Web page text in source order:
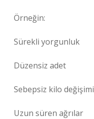
Örneğin:
Sürekli yorgunluk
Düzensiz adet
Sebepsiz kilo değişimi
Uzun süren ağrılar